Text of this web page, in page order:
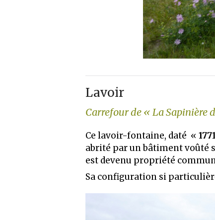
Lavoir
Carrefour de « La Sapinière
Ce lavoir-fontaine, daté « 1771
abrité par un bâtiment voûté
est devenu propriété
Sa configuration si